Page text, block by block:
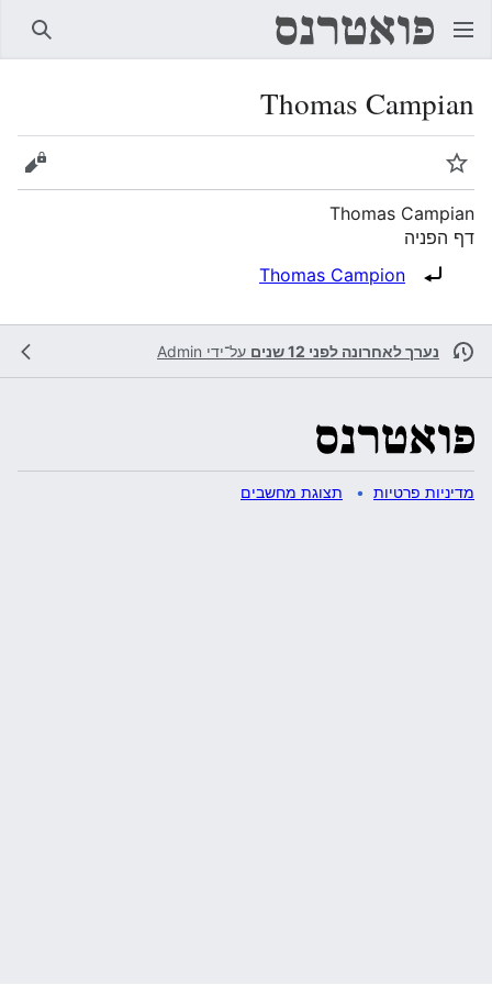
Thomas Campian
מעקב
Thomas Campian
דף הפניה
הפניה ל:
Thomas Campion
נערך לאחרונה לפני 12 שנים על־ידי Admin
מדיניות פרטיות תצוגת מחשבים